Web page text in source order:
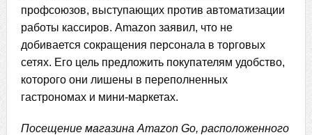
профсоюзов, выступающих против автоматизации
работы кассиров. Amazon заявил, что не
добивается сокращения персонала в торговых
сетях. Его цель предложить покупателям удобство,
которого они лишены в переполненных
гастрономах и мини-маркетах.
Посещение магазина Amazon Go, расположенного